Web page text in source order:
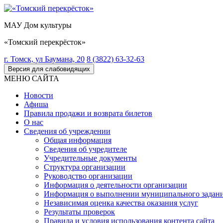
МАУ Дом культуры
«Томский перекрёсток»
г. Томск, ул Баумана, 20 8 (3822) 63-32-63
Версия для слабовидящих
МЕНЮ САЙТА
Новости
Афиша
Правила продажи и возврата билетов
О нас
Сведения об учреждении
Общая информация
Сведения об учредителе
Учредительные документы
Структура организации
Руководство организации
Информация о деятельности организации
Информация о выполнении муниципального
Независимая оценка качества оказания услуг
Результаты проверок
Правила и условия использования контента сайта